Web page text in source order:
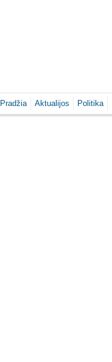
Pradžia Aktualijos Politika